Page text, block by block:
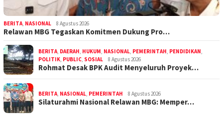
BERITA, NASIONAL 8 Agustus 2026
Relawan MBG Tegaskan Komitmen Dukung Pro…
BERITA, DAERAH, HUKUM, NASIONAL, PEMERINTAH, PENDIDIKAN,
POLITIK, PUBLIC, SOSIAL 8 Agustus 2026
Rohmat Desak BPK Audit Menyeluruh Proyek…
BERITA, NASIONAL, PEMERINTAH 8 Agustus 2026
Silaturahmi Nasional Relawan MBG: Memper…